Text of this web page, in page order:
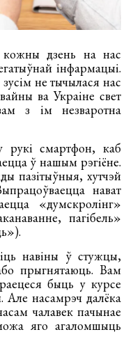
дзень на нас
інфармацыі.
не тычылася нас
ва Украіне свет
з ім незваротна
смартфон, каб
ў нашым рэгіёне.
пазітыўныя, хутчэй
нават
«думскролінг»
пагібель»
навіны ў стужцы,
прыгнятаюць. Вам
быць у курсе
Але насамрэч далёка
чалавек пачынае
яго агаломшыць